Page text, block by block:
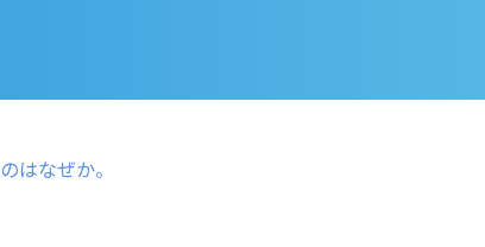
はなぜか。